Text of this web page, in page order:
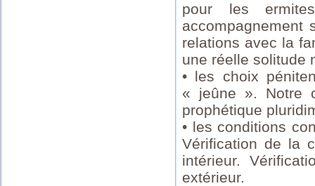
pour les
accompagnement
relations avec la
une réelle solitude
• les choix
« jeûne ». Notre
prophétique
• les conditions
Vérification de la
intérieur.
extérieur.